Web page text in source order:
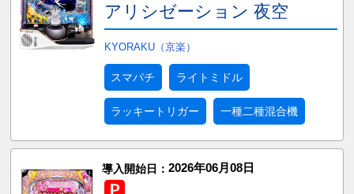
アリシゼーション 夜空
KYORAKU（京楽）
スマパチ ライトミドル
ラッキートリガー 一種二種混合機
導入開始日： 2026年06月08日